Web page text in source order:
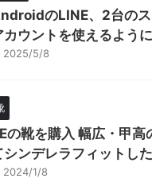
のLINE、2台の
カウントを使えるよう
2025/5/8
の靴を購入 幅広・甲高
シンデレラフィットした
2024/1/8